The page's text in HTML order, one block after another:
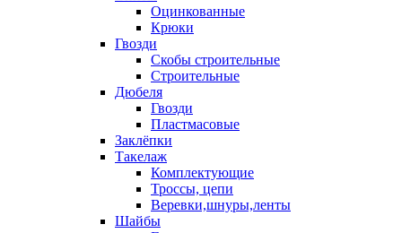
Оцинкованные
Крюки
Гвозди
Скобы строительные
Строительные
Дюбеля
Гвозди
Пластмасовые
Заклёпки
Такелаж
Комплектующие
Троссы, цепи
Веревки,шнуры,ленты
Шайбы